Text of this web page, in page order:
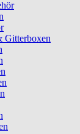
Gitterboxen